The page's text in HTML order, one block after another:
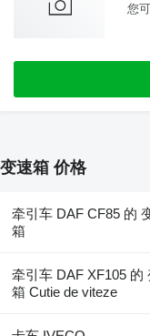
您
变速箱 价格
牵引车 DAF CF85 的
箱
牵引车 DAF XF105 的
箱 Cutie de viteze